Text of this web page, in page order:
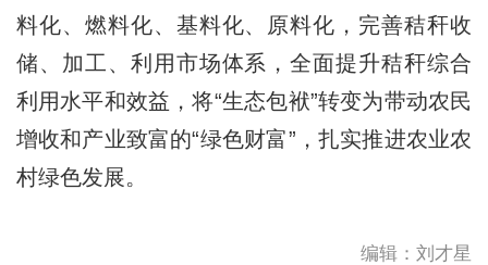
料化、燃料化、基料化、原料化，完善秸秆收
储、加工、利用市场体系，全面提升秸秆综合
利用水平和效益，将“生态包袱”转变为带动农民
增收和产业致富的“绿色财富”，扎实推进农业农
村绿色发展。
编辑：刘才星